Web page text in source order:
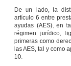
inclusión.
Artículo 134
comunes
Vasco de
Ingresos y
De un lado, la
artículo 6 entre
ayudas (AES), en
régimen jurídico,
primeras como
las AES, tal y como
10.